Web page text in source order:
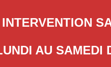
INTERVENTION
AU SAMEDI